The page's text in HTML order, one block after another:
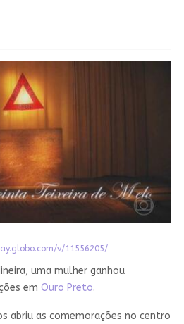
v/11556205/
uma mulher ganhou
em Ouro Preto.
abriu as comemorações no centro